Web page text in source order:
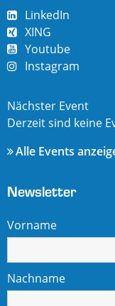
LinkedIn
XING
Youtube
Instagram
Nächster Event
Derzeit sind keine
Alle Events
Newsletter
Vorname
Nachname